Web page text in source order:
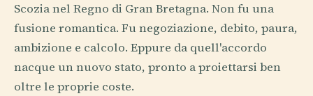
Scozia nel Regno di Gran Bretagna. Non fu una
fusione romantica. Fu negoziazione, debito, paura,
ambizione e calcolo. Eppure da quell'accordo
nacque un nuovo stato, pronto a proiettarsi ben
oltre le proprie coste.